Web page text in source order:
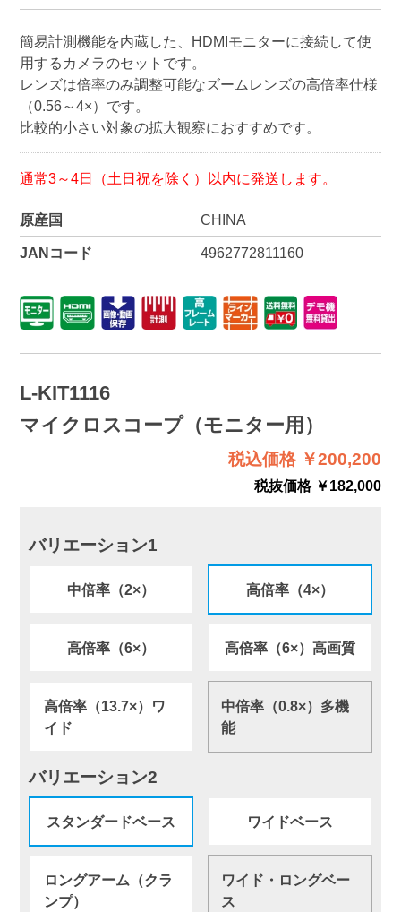
簡易計測機能を内蔵した、HDMIモニターに接続して使
用するカメラのセットです。
レンズは倍率のみ調整可能なズームレンズの高倍率仕様
（0.56～4×）です。
比較的小さい対象の拡大観察におすすめです。
通常3～4日（土日祝を除く）以内に発送します。
原産国 CHINA
JANコード 4962772811160
L-KIT1116
マイクロスコープ（モニター用）
税込価格 ￥200,200
税抜価格 ￥182,000
バリエーション1
中倍率（2×） 高倍率（4×）
高倍率（6×） 高倍率（6×）高画質
高倍率（13.7×）ワ
イド
中倍率（0.8×）多機
能
バリエーション2
スタンダードベース ワイドベース
ロングアーム（クラ
ンプ）
ワイド・ロングベー
ス